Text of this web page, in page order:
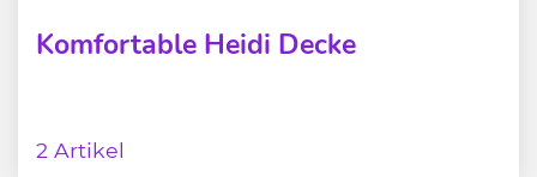
Komfortable Heidi Decke
2 Artikel